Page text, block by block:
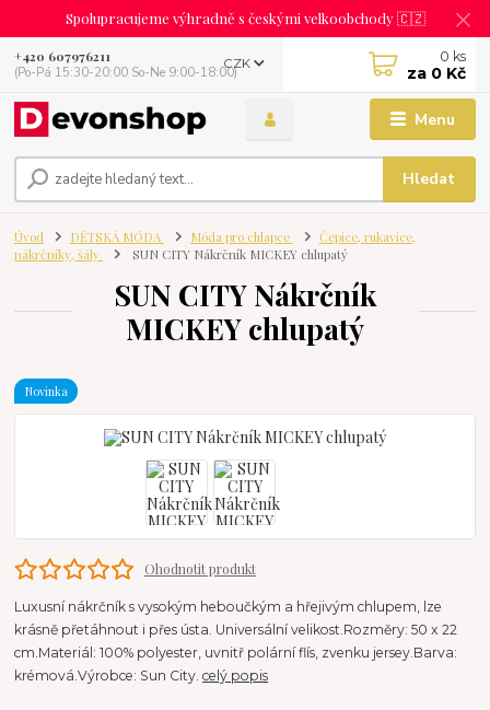
Spolupracujeme výhradně s českými velkoobchody 🇨🇿
Menu
CZK
Hledat
+420 607976211
(Po-Pá 15:30-20:00 So-Ne 9:00-18:00)
0 ks
za 0 Kč
Úvod DĚTSKÁ MÓDA Móda pro chlapce
Čepice, rukavice,
nákrčníky, šály
SUN CITY Nákrčník MICKEY chlupatý
SUN CITY Nákrčník
MICKEY chlupatý
Novinka
Ohodnotit produkt
Luxusní nákrčník s vysokým heboučkým a hřejivým chlupem, lze
krásně přetáhnout i přes ústa. Universální velikost.Rozměry: 50 x 22
cm.Materiál: 100% polyester, uvnitř polární flís, zvenku jersey.Barva:
krémová.Výrobce: Sun City.celý popis